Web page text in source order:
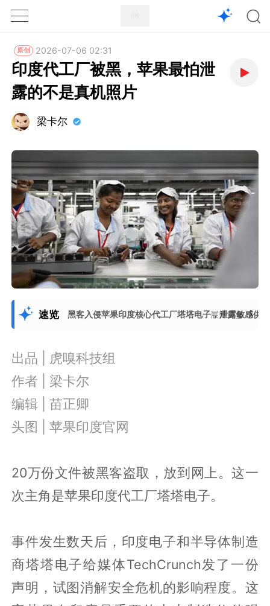
1X
原创 2026-07-06 02:31
印度代工厂被黑，苹果最怕泄
露的不是真机照片
梁卡尔
速览 黑客入侵苹果印度核心代工厂塔塔电子，泄露敏感供
展开更多
出品 | 虎嗅科技组
作者 | 梁卡尔
编辑 | 苗正卿
头图 | 苹果印度官网
20万份文件被黑客盗取，放到网上。这一
次主角是苹果印度代工厂塔塔电子。
事件发生数天后，印度电子和半导体制造
商塔塔电子给媒体TechCrunch发了一份
声明，试图消解安全危机的影响程度。这